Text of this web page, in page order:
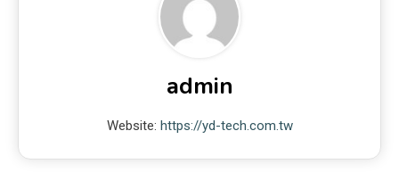
admin
Website: https://yd-tech.com.tw